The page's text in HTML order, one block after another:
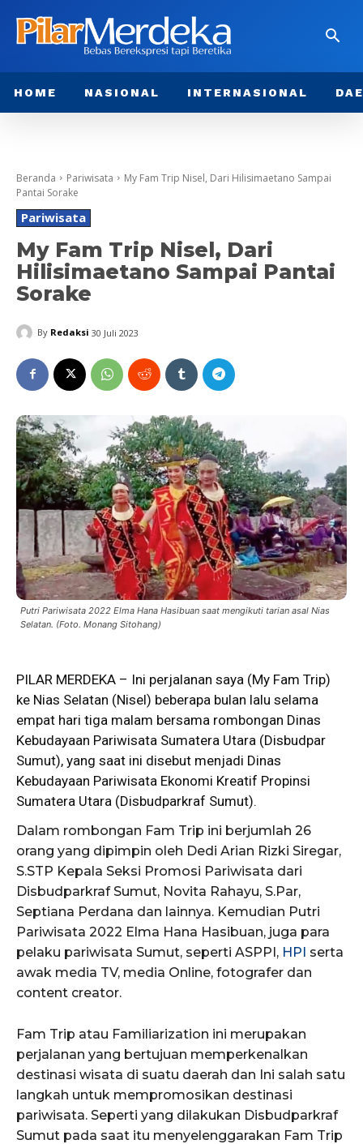
HOME NASIONAL INTERNASIONAL
Beranda Pariwisata
My Fam Trip Nisel, Dari Hilisimaetano Sampai
Pantai Sorake
Pariwisata
My Fam Trip Nisel, Dari
Hilisimaetano Sampai Pantai
Sorake
By Redaksi 30 Juli 2023
Putri Pariwisata 2022 Elma Hana Hasibuan saat mengikuti tarian asal Nias
Selatan. (Foto. Monang Sitohang)
PILAR MERDEKA – Ini perjalanan saya (My Fam Trip)
ke Nias Selatan (Nisel) beberapa bulan lalu selama
empat hari tiga malam bersama rombongan Dinas
Kebudayaan Pariwisata Sumatera Utara (Disbudpar
Sumut), yang saat ini disebut menjadi Dinas
Kebudayaan Pariwisata Ekonomi Kreatif Propinsi
Sumatera Utara (Disbudparkraf Sumut).
Dalam rombongan Fam Trip ini berjumlah 26
orang yang dipimpin oleh Dedi Arian Rizki Siregar,
S.STP Kepala Seksi Promosi Pariwisata dari
Disbudparkraf Sumut, Novita Rahayu, S.Par,
Septiana Perdana dan lainnya. Kemudian Putri
Pariwisata 2022 Elma Hana Hasibuan, juga para
pelaku pariwisata Sumut, seperti ASPPI, HPI serta
awak media TV, media Online, fotografer dan
content creator.
Fam Trip atau Familiarization ini merupakan
perjalanan yang bertujuan memperkenalkan
destinasi wisata di suatu daerah dan Ini salah satu
langkah untuk mempromosikan destinasi
pariwisata. Seperti yang dilakukan Disbudparkraf
Sumut pada saat itu menyelenggarakan Fam Trip